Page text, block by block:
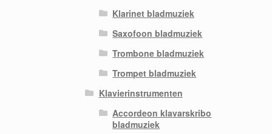
Klarinet bladmuziek
Saxofoon bladmuziek
Trombone bladmuziek
Trompet bladmuziek
Klavierinstrumenten
Accordeon klavarskribo
bladmuziek